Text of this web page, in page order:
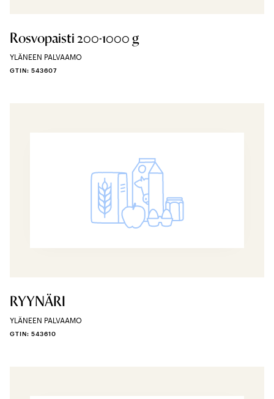
Rosvopaisti 200-1000 g
YLÄNEEN PALVAAMO
GTIN: 543607
RYYNÄRI
YLÄNEEN PALVAAMO
GTIN: 543610